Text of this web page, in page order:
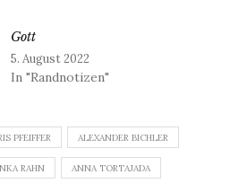
Gott
5. August 2022
In "Randnotizen"
PFEIFFER ALEXANDER BICHLER
RAHN ANNA TORTAJADA